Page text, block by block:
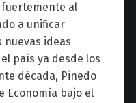
al
a unificar
nuevas ideas
país ya desde los
década, Pinedo
Economía bajo el